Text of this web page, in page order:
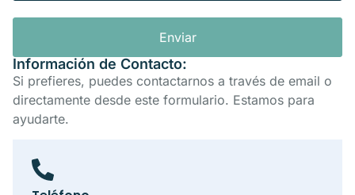
Enviar
Información de Contacto:
Si prefieres, puedes contactarnos a través de email o
directamente desde este formulario. Estamos para
ayudarte.